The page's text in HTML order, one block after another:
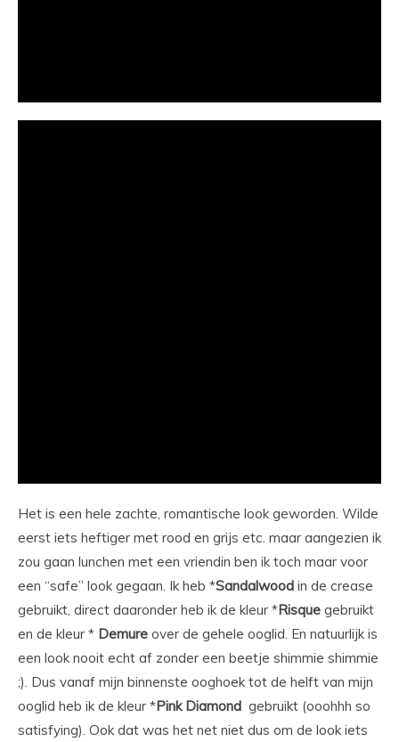
Het is een hele zachte, romantische look geworden. Wilde
eerst iets heftiger met rood en grijs etc. maar aangezien ik
zou gaan lunchen met een vriendin ben ik toch maar voor
een “safe” look gegaan. Ik heb *Sandalwood in de crease
gebruikt, direct daaronder heb ik de kleur *Risque gebruikt
en de kleur * Demure over de gehele ooglid. En natuurlijk is
een look nooit echt af zonder een beetje shimmie shimmie
;). Dus vanaf mijn binnenste ooghoek tot de helft van mijn
ooglid heb ik de kleur *Pink Diamond gebruikt (ooohhh so
satisfying). Ook dat was het net niet dus om de look iets